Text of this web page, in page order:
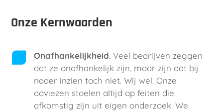
Onze Kernwaarden
Onafhankelijkheid. Veel bedrijven zeggen
dat ze onafhankelijk zijn, maar zijn dat bij
nader inzien toch niet. Wij wel. Onze
adviezen stoelen altijd op feiten die
afkomstig zijn uit eigen onderzoek. We